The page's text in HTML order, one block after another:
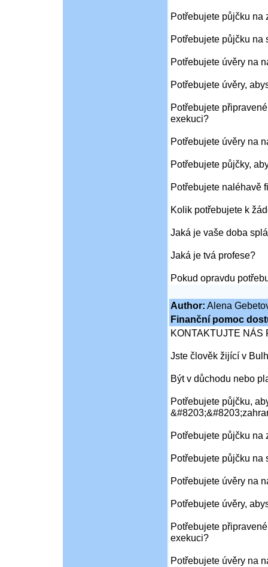
Potřebujete půjčku na
Potřebujete půjčku na
Potřebujete úvěry na
Potřebujete úvěry,
Potřebujete
exekuci?
Potřebujete úvěry na
Potřebujete půjčky,
Potřebujete naléhavě
Kolik potřebujete k
Jaká je vaše doba
Jaká je tvá profese?
Pokud opravdu
Author: Alena
Finanční pomoc
KONTAKTUJTE NÁS
Jste člověk žijící v
Být v důchodu nebo
Potřebujete půjčku,
Potřebujete půjčku na
Potřebujete půjčku na
Potřebujete úvěry na
Potřebujete úvěry,
Potřebujete
exekuci?
Potřebujete úvěry na